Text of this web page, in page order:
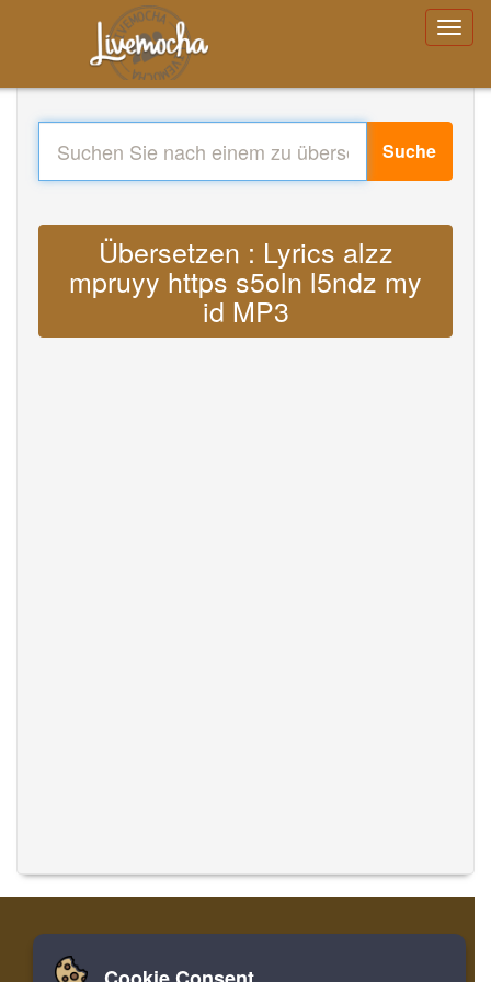
Suche
Übersetzen : Lyrics alzz
mpruyy https s5oln l5ndz my
id MP3